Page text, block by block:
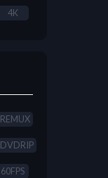
4K
REMUX
DVDRIP
60FPS